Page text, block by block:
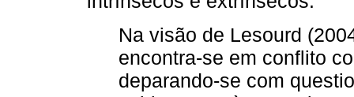
Na visão de Lesourd
encontra-se em conflito
deparando-se com